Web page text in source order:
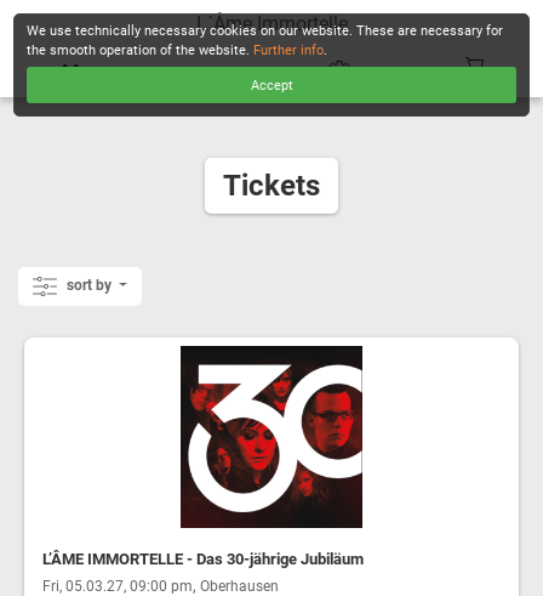
L´Âme Immortelle
Tickets
sort by
L’ÂME IMMORTELLE - Das 30-jährige Jubiläum
Fri, 05.03.27, 09:00 pm, Oberhausen
We use technically necessary cookies on our website. These are necessary for
the smooth operation of the website. Further info.
Accept